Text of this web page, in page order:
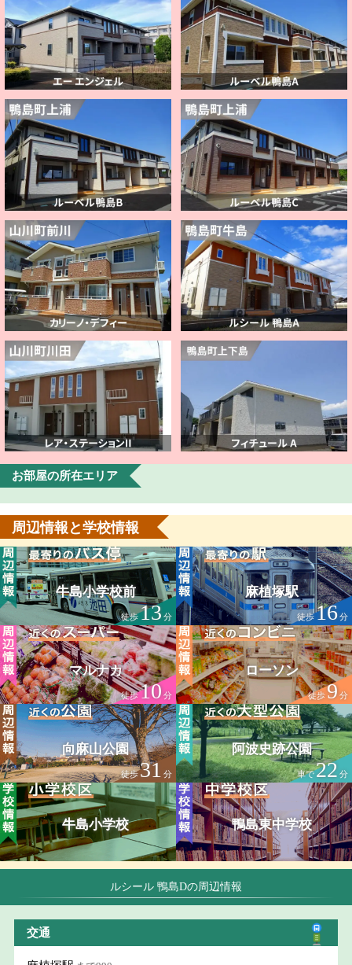
お部屋の所在エリア
周辺情報と学校情報
牛島小学校前
徒歩13分
麻植塚駅
徒歩16分
マルナカ
徒歩10分
ローソン
徒歩9分
向麻山公園
徒歩31 分
阿波史跡公園
車で22 分
牛島小学校 鴨島東中学校
ルシール 鴨島Dの周辺情報
交通